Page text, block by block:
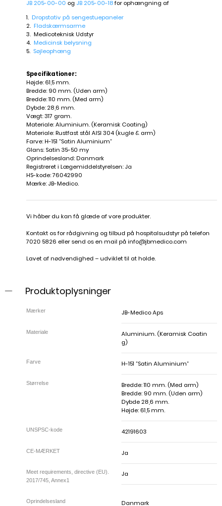
JB 205-00-00 og JB 205-00-18for ophængning af
1. Dropstativ på sengestuepaneler
2. Fladskærmsarme
3. Medicoteknisk Udstyr
4. Medicinsk belysning
5. Søjleophæng
Specifikationer:
Højde: 61,5 mm.
Bredde: 90 mm. (Uden arm)
Bredde: 110 mm. (Med arm)
Dybde: 28,6 mm.
Vægt: 317 gram.
Materiale: Aluminium. (Keramisk Coating)
Materiale: Rustfast stål AISI 304 (kugle & arm)
Farve: H-151 ”Satin Aluminium”
Glans: Satin 35-50 my
Oprindelsesland: Danmark
Registreret i Lægemiddelstyrelsen: Ja
HS-kode: 76042990
Mærke: JB-Medico.
Vi håber du kan få glæde af vore produkter.
Kontakt os for rådgivning og tilbud på hospitalsudstyr på telefon
7020 5826 eller send os en mail på info@jbmedico.com
Lavet af nødvendighed – udviklet til at holde.
Produktoplysninger
JB-Medico Aps
Aluminium. (Keramisk Coatin
g)
H-151 ”Satin Aluminium”
Bredde: 110 mm. (Med arm)
Bredde: 90 mm. (Uden arm)
Dybde 28,6 mm.
Højde: 61,5 mm.
42191603
Ja
Ja
Danmark